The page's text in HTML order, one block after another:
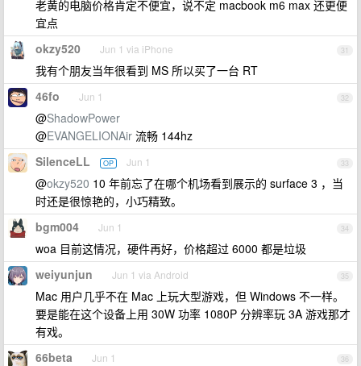
老黄的电脑价格肯定不便宜，说不定 macbook m6 max 还更便
宜点
31
okzy520 Jun 1 via iPhone
我有个朋友当年很看到 MS 所以买了一台 RT
32
46fo Jun 1
@ShadowPower
@EVANGELIONAir 流畅 144hz
33
SilenceLL OP Jun 1
@okzy520 10 年前忘了在哪个机场看到展示的 surface 3 ，当
时还是很惊艳的，小巧精致。
34
bgm004 Jun 1
woa 目前这情况，硬件再好，价格超过 6000 都是垃圾
35
weiyunjun Jun 1 via Android
Mac 用户几乎不在 Mac 上玩大型游戏，但 Windows 不一样。
要是能在这个设备上用 30W 功率 1080P 分辨率玩 3A 游戏那才
有戏。
36
66beta Jun 1